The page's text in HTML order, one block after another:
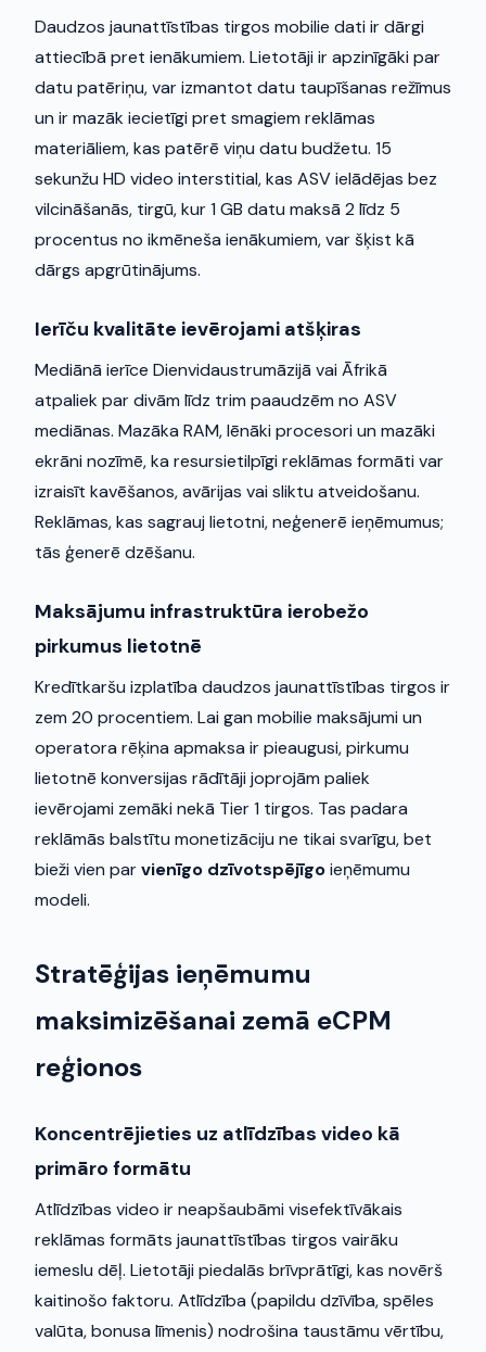
Daudzos jaunattīstības tirgos mobilie dati ir dārgi
attiecībā pret ienākumiem. Lietotāji ir apzinīgāki par
datu patēriņu, var izmantot datu taupīšanas režīmus
un ir mazāk iecietīgi pret smagiem reklāmas
materiāliem, kas patērē viņu datu budžetu. 15
sekunžu HD video interstitial, kas ASV ielādējas bez
vilcināšanās, tirgū, kur 1 GB datu maksā 2 līdz 5
procentus no ikmēneša ienākumiem, var šķist kā
dārgs apgrūtinājums.
Ierīču kvalitāte ievērojami atšķiras
Mediānā ierīce Dienvidaustrumāzijā vai Āfrikā
atpaliek par divām līdz trim paaudzēm no ASV
mediānas. Mazāka RAM, lēnāki procesori un mazāki
ekrāni nozīmē, ka resursietilpīgi reklāmas formāti var
izraisīt kavēšanos, avārijas vai sliktu atveidošanu.
Reklāmas, kas sagrauj lietotni, neģenerē ieņēmumus;
tās ģenerē dzēšanu.
Maksājumu infrastruktūra ierobežo
pirkumus lietotnē
Kredītkaršu izplatība daudzos jaunattīstības tirgos ir
zem 20 procentiem. Lai gan mobilie maksājumi un
operatora rēķina apmaksa ir pieaugusi, pirkumu
lietotnē konversijas rādītāji joprojām paliek
ievērojami zemāki nekā Tier 1 tirgos. Tas padara
reklāmās balstītu monetizāciju ne tikai svarīgu, bet
bieži vien parvienīgo dzīvotspējīgoieņēmumu
modeli.
Stratēģijas ieņēmumu
maksimizēšanai zemā eCPM
reģionos
Koncentrējieties uz atlīdzības video kā
primāro formātu
Atlīdzības video ir neapšaubāmi visefektīvākais
reklāmas formāts jaunattīstības tirgos vairāku
iemeslu dēļ. Lietotāji piedalās brīvprātīgi, kas novērš
kaitinošo faktoru. Atlīdzība (papildu dzīvība, spēles
valūta, bonusa līmenis) nodrošina taustāmu vērtību,